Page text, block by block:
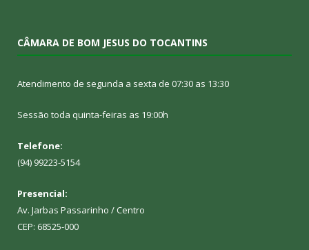
CÂMARA DE BOM JESUS DO TOCANTINS
Atendimento de segunda a sexta de 07:30 as 13:30
Sessão toda quinta-feiras as 19:00h
Telefone:
(94) 99223-5154
Presencial:
Av. Jarbas Passarinho / Centro
CEP: 68525-000